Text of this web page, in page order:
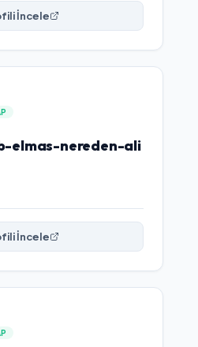
İncele
elmas-nereden-ali
İncele